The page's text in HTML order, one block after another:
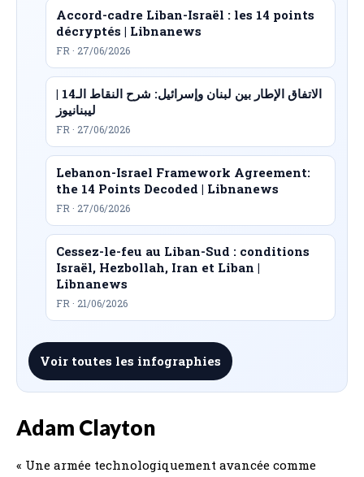
Accord-cadre Liban-Israël : les 14 points
décryptés | Libnanews
FR · 27/06/2026
الاتفاق الإطار بين لبنان وإسرائيل: شرح النقاط الـ14 |
ليبنانيوز
FR · 27/06/2026
Lebanon-Israel Framework Agreement:
the 14 Points Decoded | Libnanews
FR · 27/06/2026
Cessez-le-feu au Liban-Sud : conditions
Israël, Hezbollah, Iran et Liban |
Libnanews
FR · 21/06/2026
Voir toutes les infographies
Adam Clayton
« Une armée technologiquement avancée comme